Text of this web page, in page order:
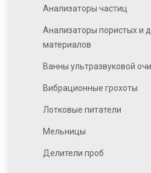
Анализаторы частиц
Анализаторы пористых и
материалов
Ванны ультразвуковой
Вибрационные грохоты
Лотковые питатели
Мельницы
Делители проб